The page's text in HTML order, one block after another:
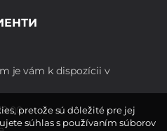
je vám k dispozícii v
pretože sú dôležité pre jej
súhlas s používaním súborov